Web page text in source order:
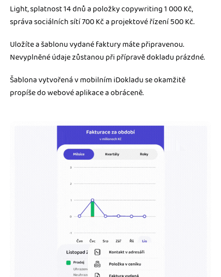
Light, splatnost 14 dnů a položky copywriting 1 000 Kč,
správa sociálních sítí 700 Kč a projektové řízení 500 Kč.
Uložíte a šablonu vydané faktury máte připravenou.
Nevyplněné údaje zůstanou při přípravě dokladu prázdné.
Šablona vytvořená v mobilním iDokladu se okamžitě
propíše do webové aplikace a obráceně.